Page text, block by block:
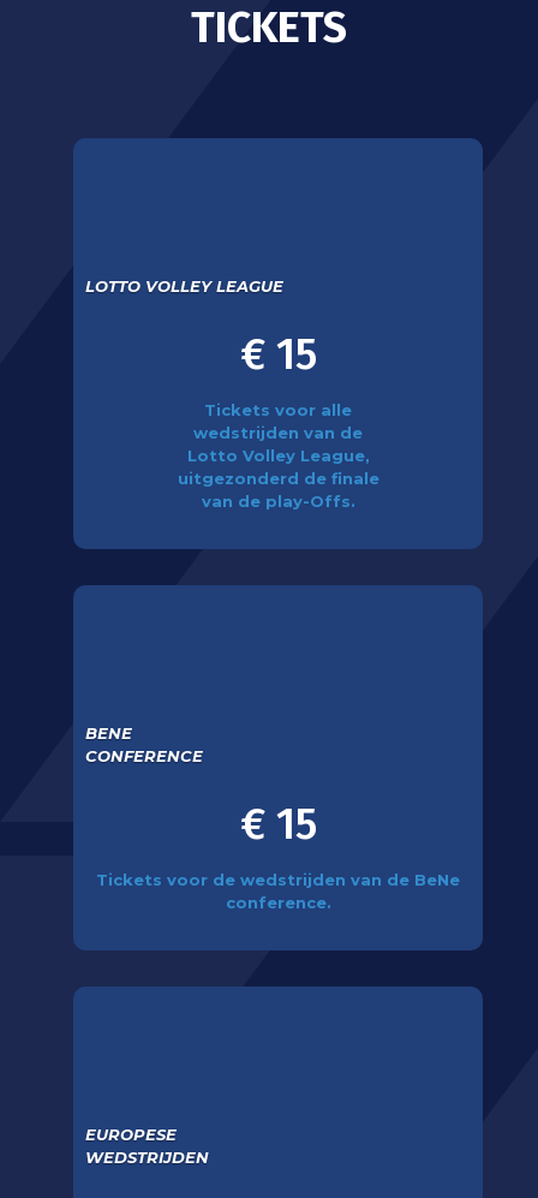
TICKETS
LOTTO VOLLEY LEAGUE
€ 15
Tickets voor alle
wedstrijden van de
Lotto Volley League,
uitgezonderd de finale
van de play-Offs.
BENE
CONFERENCE
€ 15
Tickets voor de wedstrijden van de BeNe
conference.
EUROPESE
WEDSTRIJDEN